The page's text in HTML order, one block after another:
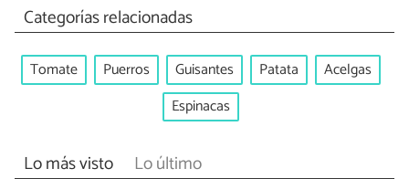
Categorías relacionadas
Tomate Puerros Guisantes Patata
Acelgas
Espinacas
Lo más visto Lo último